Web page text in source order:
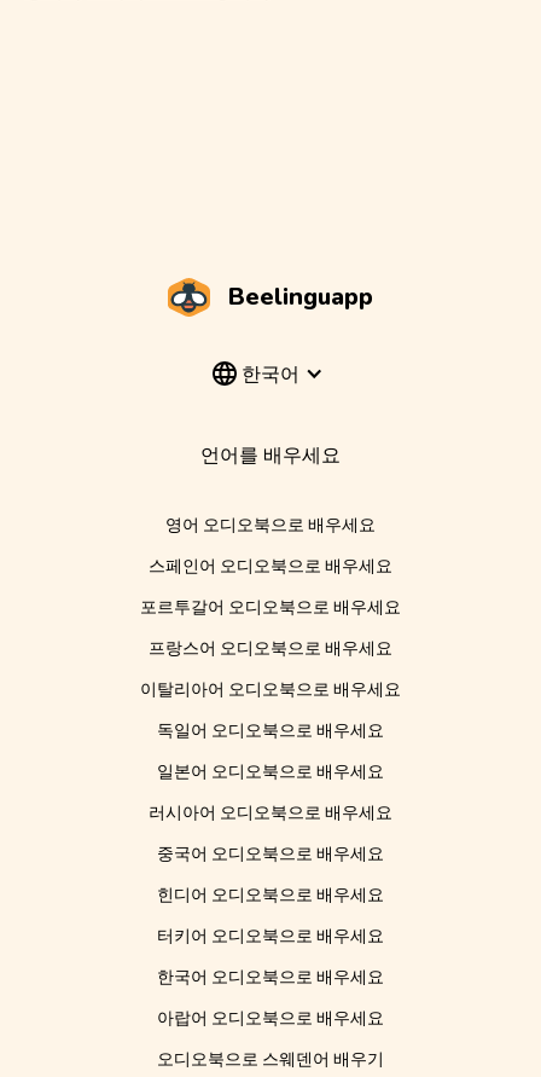
Beelinguapp
한국어
언어를 배우세요
영어 오디오북으로 배우세요
스페인어 오디오북으로 배우세요
포르투갈어 오디오북으로 배우세요
프랑스어 오디오북으로 배우세요
이탈리아어 오디오북으로 배우세요
독일어 오디오북으로 배우세요
일본어 오디오북으로 배우세요
러시아어 오디오북으로 배우세요
중국어 오디오북으로 배우세요
힌디어 오디오북으로 배우세요
터키어 오디오북으로 배우세요
한국어 오디오북으로 배우세요
아랍어 오디오북으로 배우세요
오디오북으로 스웨덴어 배우기